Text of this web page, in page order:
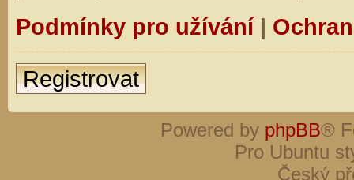
Podmínky pro užívání|
Registrovat
Powered by phpBB®
Pro Ubuntu
Český